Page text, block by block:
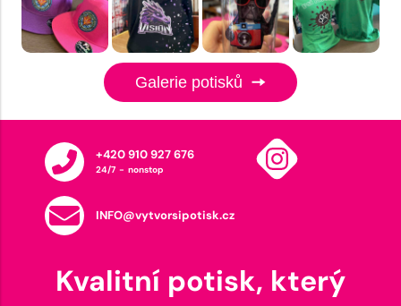
Galerie potisků
+420 910 927 676
24/7 - nonstop
INFO@vytvorsipotisk.cz
Kvalitní potisk, který